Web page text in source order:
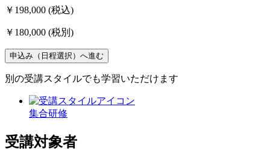
￥198,000 (税込)
￥180,000 (税別)
申込み（日程選択）へ進む
別の受講スタイルでも学習いただけます
集合研修
受講対象者